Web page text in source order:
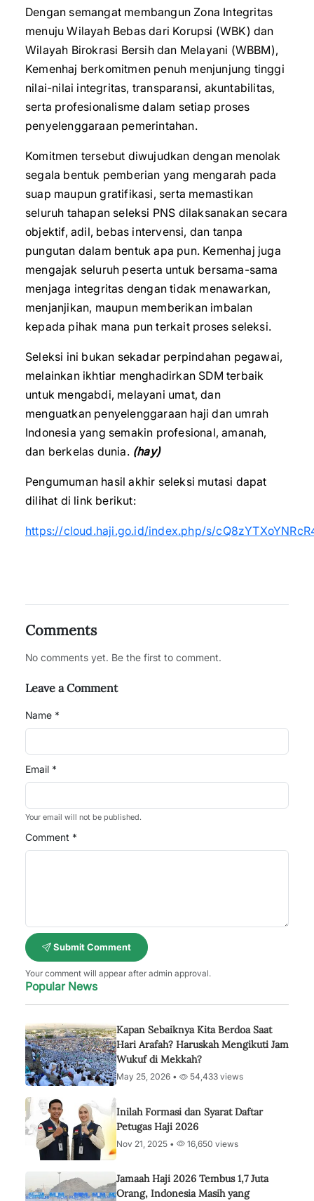
‎Dengan semangat membangun Zona Integritas
menuju Wilayah Bebas dari Korupsi (WBK) dan
Wilayah Birokrasi Bersih dan Melayani (WBBM),
Kemenhaj berkomitmen penuh menjunjung tinggi
nilai-nilai integritas, transparansi, akuntabilitas,
serta profesionalisme dalam setiap proses
penyelenggaraan pemerintahan.
Komitmen tersebut diwujudkan dengan menolak
segala bentuk pemberian yang mengarah pada
suap maupun gratifikasi, serta memastikan
seluruh tahapan seleksi PNS dilaksanakan secara
objektif, adil, bebas intervensi, dan tanpa
pungutan dalam bentuk apa pun. Kemenhaj juga
mengajak seluruh peserta untuk bersama-sama
menjaga integritas dengan tidak menawarkan,
menjanjikan, maupun memberikan imbalan
kepada pihak mana pun terkait proses seleksi.
‎Seleksi ini bukan sekadar perpindahan pegawai,
melainkan ikhtiar menghadirkan SDM terbaik
untuk mengabdi, melayani umat, dan
menguatkan penyelenggaraan haji dan umrah
Indonesia yang semakin profesional, amanah,
dan berkelas dunia. (hay)
‎Pengumuman hasil akhir seleksi mutasi dapat
dilihat di link berikut:
‎https://cloud.haji.go.id/index.php/s/
Comments
No comments yet. Be the first to comment.
Leave a Comment
Name *
Email *
Your email will not be published.
Comment *
Submit Comment
Your comment will appear after admin approval.
Popular News
Kapan Sebaiknya Kita Berdoa Saat
Hari Arafah? Haruskah Mengikuti Jam
Wukuf di Mekkah?
May 25, 2026 • 54,433 views
Inilah Formasi dan Syarat Daftar
Petugas Haji 2026
Nov 21, 2025 • 16,650 views
Jamaah Haji 2026 Tembus 1,7 Juta
Orang, Indonesia Masih yang